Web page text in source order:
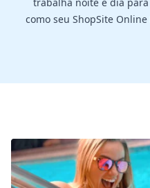
trabalha noite e dia
como seu ShopSite